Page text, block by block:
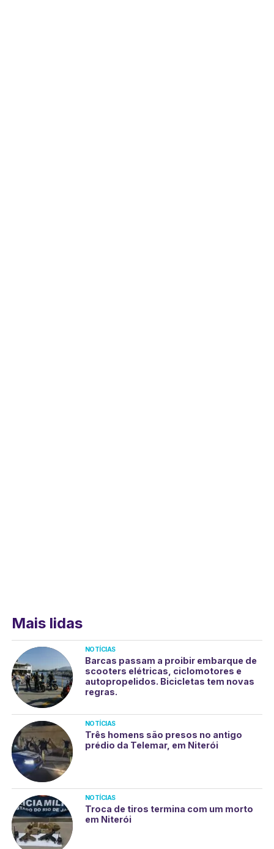
Mais lidas
NOTÍCIAS
Barcas passam a proibir embarque de
scooters elétricas, ciclomotores e
autopropelidos. Bicicletas tem novas
regras.
NOTÍCIAS
Três homens são presos no antigo
prédio da Telemar, em Niterói
NOTÍCIAS
Troca de tiros termina com um morto
em Niterói